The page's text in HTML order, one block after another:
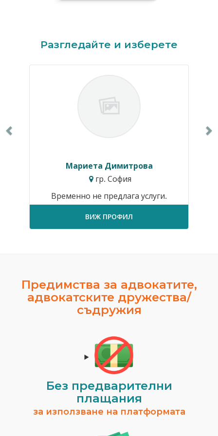
Разгледайте и изберете
Мариета Димитрова
гр. София
Временно не предлага услуги.
ВИЖ ПРОФИЛ
Предимства за адвокатите,
адвокатските дружества/
съдружия
Без предварителни
плащания
за използване на платформата